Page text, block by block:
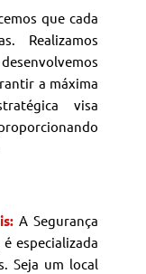
que cada
Realizamos
a máxima
visa
A Segurança
especializada
Seja um local